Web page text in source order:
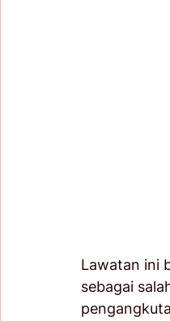
Lawatan ini
sebagai